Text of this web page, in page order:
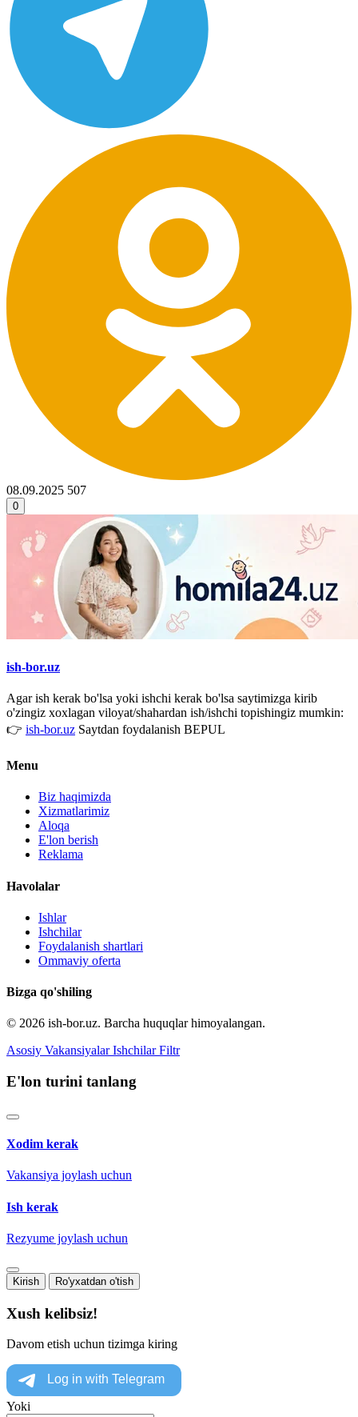
08.09.2025 507
0
ish-bor.uz
Agar ish kerak bo'lsa yoki ishchi kerak bo'lsa saytimizga kirib
o'zingiz xoxlagan viloyat/shahardan ish/ishchi topishingiz mumkin:
👉 ish-bor.uz Saytdan foydalanish BEPUL
Menu
Biz haqimizda
Xizmatlarimiz
Aloqa
E'lon berish
Reklama
Havolalar
Ishlar
Ishchilar
Foydalanish shartlari
Ommaviy oferta
Bizga qo'shiling
© 2026 ish-bor.uz. Barcha huquqlar himoyalangan.
Asosiy Vakansiyalar Ishchilar Filtr
E'lon turini tanlang
Xodim kerak
Vakansiya joylash uchun
Ish kerak
Rezyume joylash uchun
Kirish Ro'yxatdan o'tish
Xush kelibsiz!
Davom etish uchun tizimga kiring
Yoki